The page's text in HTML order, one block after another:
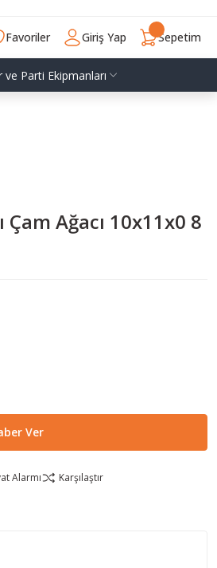
Favoriler Giriş Yap Sepetim
ve Parti Ekipmanları
Ağacı 10x11x0 8
Ver
Alarmı Karşılaştır